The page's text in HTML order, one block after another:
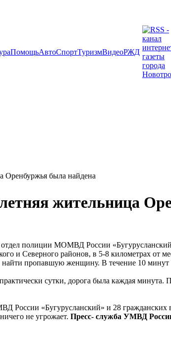
ПомощьАвтоСпортТуризмВидеоРЖД
Оренбуржья была найдена
жительница
полиции МОМВД России «Бугурусланский»
и Северного районов, в 5-8 километрах
пропавшую женщину. В течение 10
сутки, дорога была каждая минута.
России «Бугурусланский» и 28
не угрожает. Пресс- служба УМВД